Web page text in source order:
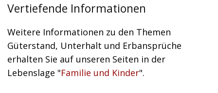
Vertiefende Informationen
Weitere Informationen zu den Themen
Güterstand, Unterhalt und Erbansprüche
erhalten Sie auf unseren Seiten in der
Lebenslage "Familie und Kinder".